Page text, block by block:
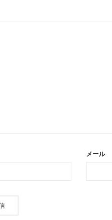
メール